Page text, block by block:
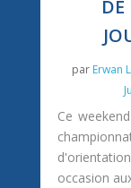
par Erwan
Ce
occasion